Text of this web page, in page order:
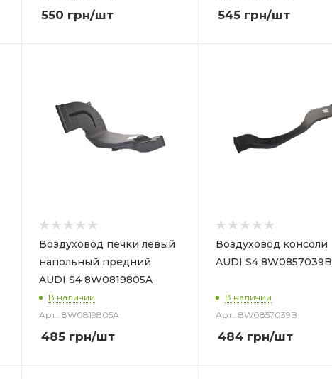
550 грн/шт 545грн/шт
Воздуховод печки левый
напольный предний
AUDI S4 8W0819805A
В наличии
Арт.: 8W0819805A
485 грн/шт
Воздуховод консоли
AUDI S4 8W0857039B
В наличии
Арт.: 8W0857039B
484грн/шт